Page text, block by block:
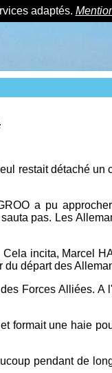
adaptés.
restait détaché un
a pu
pas. Les
incita, Marcel
du départ des
Forces Alliées. A
formait une haie
pendant de